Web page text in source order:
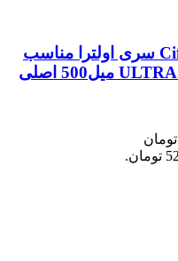
اسپری شیرآلات هلندی سیف Cife سری اولترا مناسب
قیمت اصلی: 545.000 تومان